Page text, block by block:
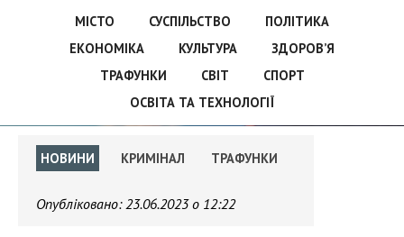
МІСТО СУСПІЛЬСТВО
ПОЛІТИКА
ЕКОНОМІКА
КУЛЬТУРА
ЗДОРОВ’Я
ТРАФУНКИ
СВІТ
СПОРТ
ОСВІТА ТА ТЕХНОЛОГІЇ
НОВИНИ КРИМІНАЛ ТРАФУНКИ
Опубліковано:23.06.2023 о 12:22